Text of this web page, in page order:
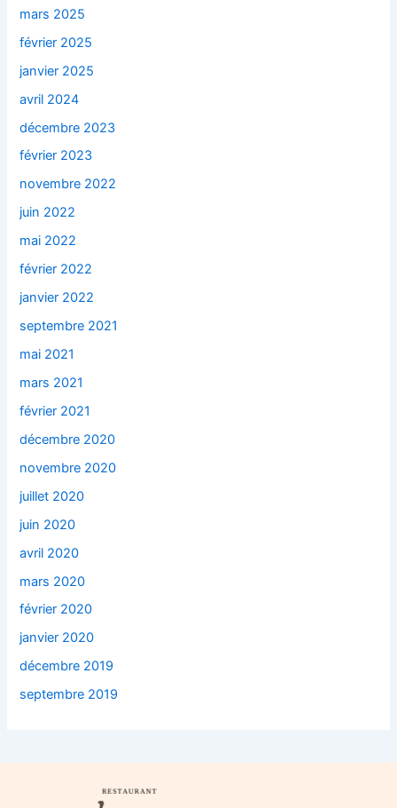
mars 2025
février 2025
janvier 2025
avril 2024
décembre 2023
février 2023
novembre 2022
juin 2022
mai 2022
février 2022
janvier 2022
septembre 2021
mai 2021
mars 2021
février 2021
décembre 2020
novembre 2020
juillet 2020
juin 2020
avril 2020
mars 2020
février 2020
janvier 2020
décembre 2019
septembre 2019